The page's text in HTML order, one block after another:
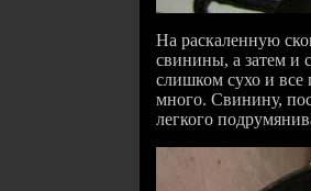
На раскаленную
свинины, а затем и
слишком сухо и все
много. Свинину,
легкого